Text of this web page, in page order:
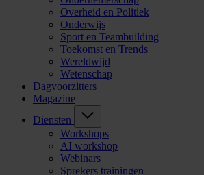
Overheid en Politiek
Onderwijs
Sport en Teambuilding
Toekomst en Trends
Wereldwijd
Wetenschap
Dagvoorzitters
Magazine
Diensten
Workshops
AI workshop
Webinars
Sprekers trainingen